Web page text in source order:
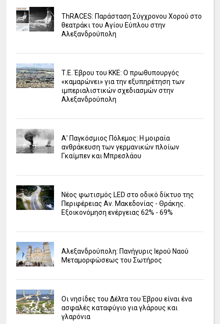
ΤhRACES: Παράσταση Σύγχρονου Χορού στο
θεατράκι του Αγίου Εύπλου στην
Αλεξανδρούπολη
Τ.Ε. Έβρου του ΚΚΕ: Ο πρωθυπουργός
«καμαρώνει» για την εξυπηρέτηση των
ιμπεριαλιστικών σχεδιασμών στην
Αλεξανδρούπολη
Α' Παγκόσμιος Πόλεμος: Η μοιραία
ανθράκευση των γερμανικών πλοίων
Γκαίμπεν και Μπρεσλάου
Νέος φωτισμός LED στο οδικό δίκτυο της
Περιφέρειας Αν. Μακεδονίας - Θράκης.
Εξοικονόμηση ενέργειας 62% - 69%
Αλεξανδρούπολη: Πανήγυρις Ιερού Ναού
Μεταμορφώσεως του Σωτήρος
Οι νησίδες του Δέλτα του Έβρου είναι ένα
ασφαλές καταφύγιο για γλάρους και
γλαρόνια